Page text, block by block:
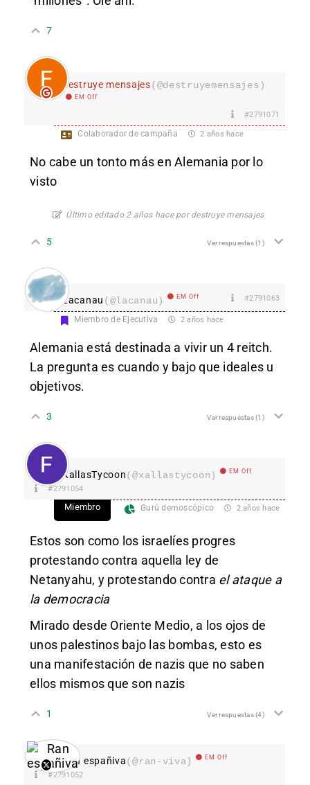
7
destruye mensajes(@destruyemensajes)
EM Off
#2791071
Colaborador de campaña 2 años hace
No cabe un tonto más en Alemania por lo
visto
Último editado 2 años hace por destruye mensajes
5 Ver respuestas(1)
Lacanau (@lacanau) EM Off #2791063
Miembro de Ejecutiva 2 años hace
Alemania está destinada a vivir un 4 reitch.
La pregunta es cuando y bajo que ideales u
objetivos.
3 Ver respuestas(1)
XallasTycoon(@xallastycoon) EM Off
#2791054
Miembro Gurú demoscópico 2 años hace
Estos son como los israelíes progres
protestando contra aquella ley de
Netanyahu, y protestando contra el ataque a
la democracia
Mirado desde Oriente Medio, a los ojos de
unos palestinos bajo las bombas, esto es
una manifestación de nazis que no saben
ellos mismos que son nazis
1 Ver respuestas(4)
Ran españiva(@ran-viva) EM Off
#2791052